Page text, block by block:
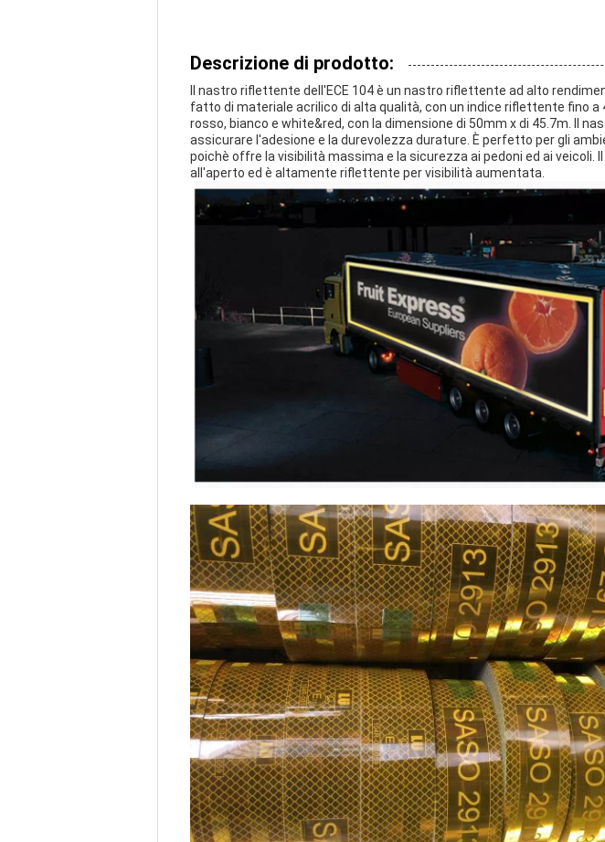
Descrizione di prodotto:
Il nastro riflettente dell'ECE 104 è un nastro riflettente ad alto
fatto di materiale acrilico di alta qualità, con un indice riflettente fino
rosso, bianco e white&red, con la dimensione di 50mm x di 45.7m. Il
assicurare l'adesione e la durevolezza durature. È perfetto per gli
poichè offre la visibilità massima e la sicurezza ai pedoni ed ai
all'aperto ed è altamente riflettente per visibilità aumentata.